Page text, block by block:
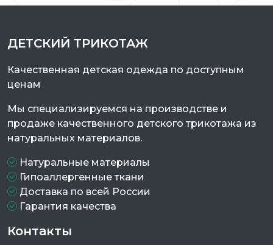
ДЕТСКИЙ ТРИКОТАЖ
Качественная детская одежда по доступным
ценам
Мы специализируемся на производстве и
продаже качественного детского трикотажа из
натуральных материалов.
Натуральные материалы
Гипоаллергенные ткани
Доставка по всей России
Гарантия качества
Контакты